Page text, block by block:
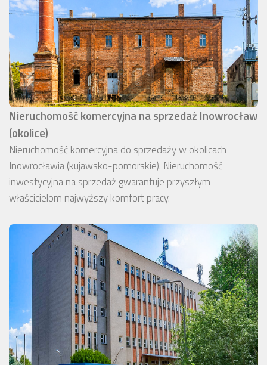
Nieruchomość komercyjna na sprzedaż Inowrocław
(okolice)
Nieruchomość komercyjna do sprzedaży w okolicach
Inowrocławia (kujawsko-pomorskie). Nieruchomość
inwestycyjna na sprzedaż gwarantuje przyszłym
właścicielom najwyższy komfort pracy.